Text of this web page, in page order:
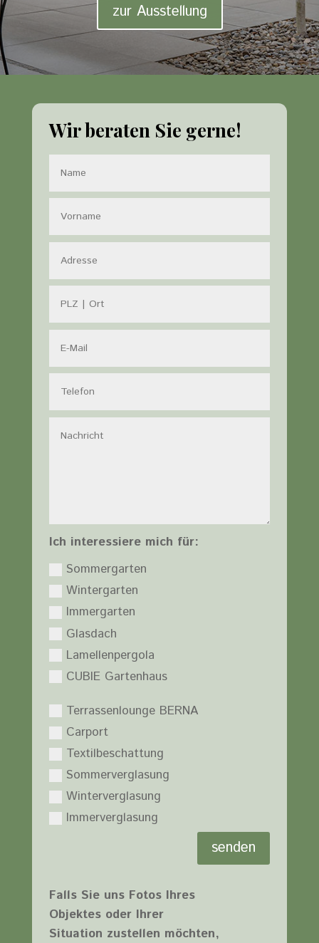
zur Ausstellung
Wir beraten Sie gerne!
Ich interessiere mich für:
Sommergarten
Wintergarten
Immergarten
Glasdach
Lamellenpergola
CUBIE Gartenhaus
Terrassenlounge BERNA
Carport
Textilbeschattung
Sommerverglasung
Winterverglasung
Immerverglasung
senden
Falls Sie uns Fotos Ihres
Objektes oder Ihrer
Situation zustellen möchten,